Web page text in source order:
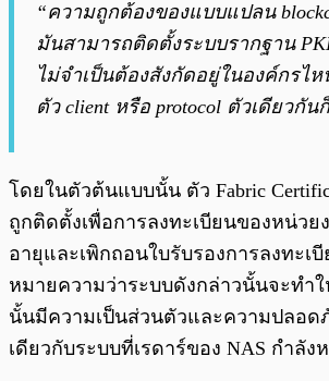
“ความถูกต้องของแบบแปลน
มันสามารถติดตั้งระบบรากฐาน
ไม่จำเป็นต้องสังกัดอยู่ในองค์กรไ
ตัว client หรือ protocol ตัวเดียวกัน
โดยในตัวต้นแบบนั้น ตัว Fabric
ถูกติดตั้งเพื่อการลงทะเบียนของหน่วย
อายุและเพิกถอนใบรับรองการลงทะเ
หมายความว่าระบบดังกล่าวนั้นจะทำใ
นั้นมีความเป็นส่วนตัวและความปลอด
เดียวกับระบบที่เรดาร์ของ NAS กำลัง